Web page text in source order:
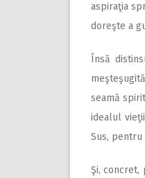
aspiraţia
doreşte a
Însă
seamă
idealul
Sus, pentru
Şi,